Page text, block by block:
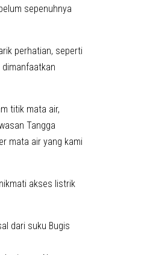
sepenuhnya
perhatian, seperti
dimanfaatkan
titik mata air,
Tangga
mata air yang kami
akses listrik
dari suku Bugis